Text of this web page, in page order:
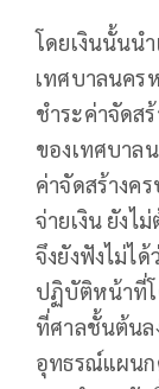
โดยเงินนั้นน
เทศบาลนคร
ชำระค่าจัดส
ของเทศบาล
ค่าจัดสร้างค
จ่ายเงิน ยังไ
จึงยังฟังไม่ไ
ปฏิบัติหน้าที่โ
ที่ศาลชั้นต้นล
อุทธรณ์แผนก